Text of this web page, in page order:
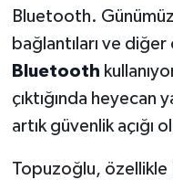
Bluetooth.
bağlantıları ve
Bluetooth
çıktığında
artık güvenlik açığı
Topuzoğlu, özellikle